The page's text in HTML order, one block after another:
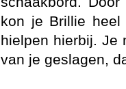
kon je Brillie heel
hielpen hierbij. Je
van je geslagen,